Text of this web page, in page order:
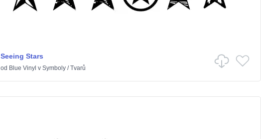
Seeing Stars
od Blue Vinyl v Symboly/Tvarů